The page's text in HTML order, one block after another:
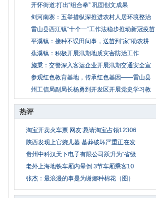
工作
开怀街道:打出“组合拳” 巩固创文成果
剑河南寨：五举措纵深推进农村人居环境整治
雷山县西江镇“十个一”工作法稳步推动新冠疫苗
平溪镇：接种不误田间事，送苗到“家”助农耕
蕉溪镇：积极开展汛期地质灾害防治工作
施秉：交警深入客运企业开展汛期交通安全宣
传提
参观红色教育基地，传承红色基因——雷山县
邮政
州工信局副局长杨勇到开发区开展党史学习教
热评
淘宝开卖火车票 网友:恳请淘宝占领12306
陕西发现上官婉儿墓 墓葬破坏严重正在发
贵州中科汉天下电子有限公司跃升为“省级
老外上海地铁车厢内晕倒 3节车厢乘客10
张杰：最浪漫的事是为谢娜种棉花（图）